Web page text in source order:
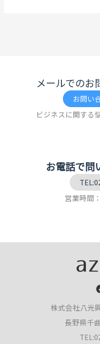
メールでのお
お問い
ビジネスに関する
お電話で問
営業時間
株式会社八光
長野県千